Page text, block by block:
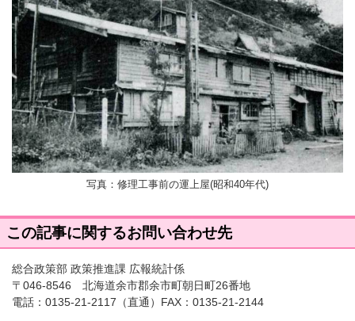
写真：修理工事前の運上屋(昭和40年代)
この記事に関するお問い合わせ先
総合政策部 政策推進課 広報統計係
〒046-8546 北海道余市郡余市町朝日町26番地
電話： 0135-21-2117 （直通）FAX：0135-21-2144